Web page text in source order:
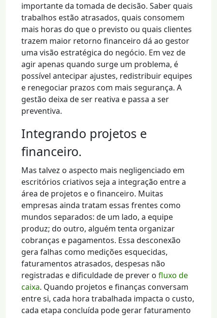
importante da tomada de decisão. Saber quais
trabalhos estão atrasados, quais consomem
mais horas do que o previsto ou quais clientes
trazem maior retorno financeiro dá ao gestor
uma visão estratégica do negócio. Em vez de
agir apenas quando surge um problema, é
possível antecipar ajustes, redistribuir equipes
e renegociar prazos com mais segurança. A
gestão deixa de ser reativa e passa a ser
preventiva.
Integrando projetos e
financeiro.
Mas talvez o aspecto mais negligenciado em
escritórios criativos seja a integração entre a
área de projetos e o financeiro. Muitas
empresas ainda tratam essas frentes como
mundos separados: de um lado, a equipe
produz; do outro, alguém tenta organizar
cobranças e pagamentos. Essa desconexão
gera falhas como medições esquecidas,
faturamentos atrasados, despesas não
registradas e dificuldade de prever o fluxo de
caixa. Quando projetos e finanças conversam
entre si, cada hora trabalhada impacta o custo,
cada etapa concluída pode gerar faturamento